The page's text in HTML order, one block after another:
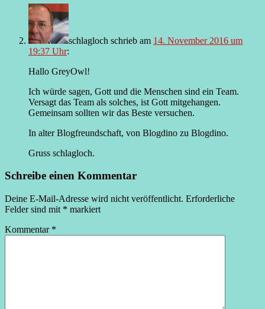
schlagloch schrieb am 14. November 2016 um
19:37 Uhr:
Hallo GreyOwl!
Ich würde sagen, Gott und die Menschen sind ein Team.
Versagt das Team als solches, ist Gott mitgehangen.
Gemeinsam sollten wir das Beste versuchen.
In alter Blogfreundschaft, von Blogdino zu Blogdino.
Gruss schlagloch.
Schreibe einen Kommentar
Deine E-Mail-Adresse wird nicht veröffentlicht. Erforderliche
Felder sind mit * markiert
Kommentar *